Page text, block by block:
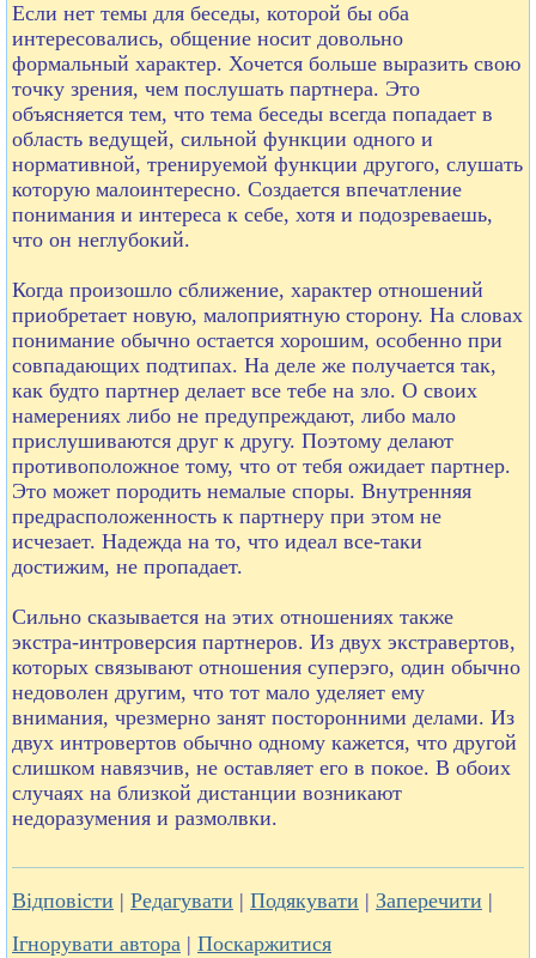
Если нет темы для беседы, которой бы оба
интересовались, общение носит довольно
формальный характер. Хочется больше выразить свою
точку зрения, чем послушать партнера. Это
объясняется тем, что тема беседы всегда попадает в
область ведущей, сильной функции одного и
нормативной, тренируемой функции другого, слушать
которую малоинтересно. Создается впечатление
понимания и интереса к себе, хотя и подозреваешь,
что он неглубокий.
Когда произошло сближение, характер отношений
приобретает новую, малоприятную сторону. На словах
понимание обычно остается хорошим, особенно при
совпадающих подтипах. На деле же получается так,
как будто партнер делает все тебе на зло. О своих
намерениях либо не предупреждают, либо мало
прислушиваются друг к другу. Поэтому делают
противоположное тому, что от тебя ожидает партнер.
Это может породить немалые споры. Внутренняя
предрасположенность к партнеру при этом не
исчезает. Надежда на то, что идеал все-таки
достижим, не пропадает.
Сильно сказывается на этих отношениях также
экстра-интроверсия партнеров. Из двух экстравертов,
которых связывают отношения суперэго, один обычно
недоволен другим, что тот мало уделяет ему
внимания, чрезмерно занят посторонними делами. Из
двух интровертов обычно одному кажется, что другой
слишком навязчив, не оставляет его в покое. В обоих
случаях на близкой дистанции возникают
недоразумения и размолвки.
Відповісти | Редагувати | Подякувати | Заперечити |
Ігнорувати автора | Поскаржитися